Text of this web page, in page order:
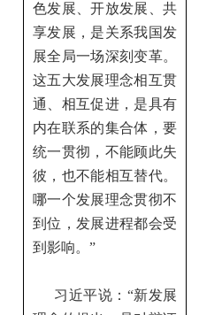
色发展、开放发展、共
享发展，是关系我国发
展全局一场深刻变革。
这五大发展理念相互贯
通、相互促进，是具有
内在联系的集合体，要
统一贯彻，不能顾此失
彼，也不能相互替代。
哪一个发展理念贯彻不
到位，发展进程都会受
到影响。”
习近平说：“新发展